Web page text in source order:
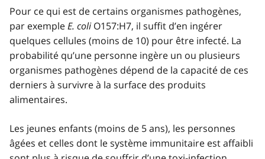
Pour ce qui est de certains organismes pathogènes,
par exempleE. coliO157:H7, il suffit d’en ingérer
quelques cellules (moins de 10) pour être infecté. La
probabilité qu’une personne ingère un ou plusieurs
organismes pathogènes dépend de la capacité de ces
derniers à survivre à la surface des produits
alimentaires.
Les jeunes enfants (moins de 5 ans), les personnes
âgées et celles dont le système immunitaire est affaibli